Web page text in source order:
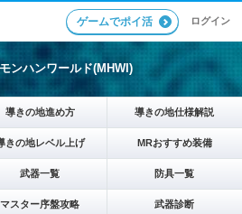
ゲームでポイ活 ログイン
ンハンワールド(MHWI)
導きの地進め方 導きの地仕様解説
きの地レベル上げ MRおすすめ装備
武器一覧 防具一覧
マスター序盤攻略 武器診断